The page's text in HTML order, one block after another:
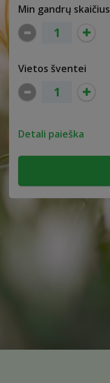
Min gandrų skaičius
Vietos šventei
Detali paieška